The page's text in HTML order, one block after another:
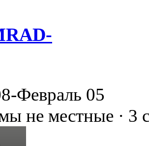
Февраль 05
не местные · 3